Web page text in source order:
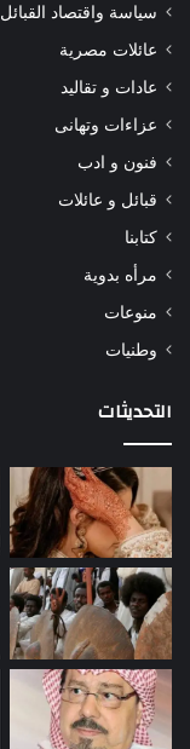
سياسة واقتصاد القبائل
عائلات مصرية
عادات و تقاليد
عزاءات وتهانى
فنون و ادب
قبائل و عائلات
كتابنا
مرأه بدوية
منوعات
وطنيات
التحديثات